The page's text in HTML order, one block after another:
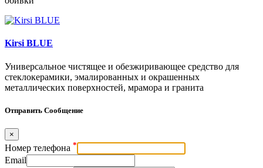
Kirsi BLUE
Универсальное чистящее и обезжиривающее средство для
стеклокерамики, эмалированных и окрашенных
металлических поверхностей, мрамора и гранита
Отправить Сообщение
×
Номер телефона *
Email